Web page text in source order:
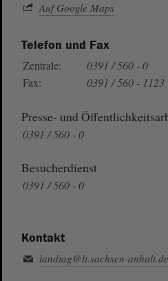
Auf Google Maps
Telefon und Fax
Zentrale:
0391 / 560 - 0
Fax:
0391 / 560 - 1123
Presse- und
0391 / 560 - 0
Besucherdienst
0391 / 560 - 0
Kontakt
landtag@lt.sachsen-anhalt.de